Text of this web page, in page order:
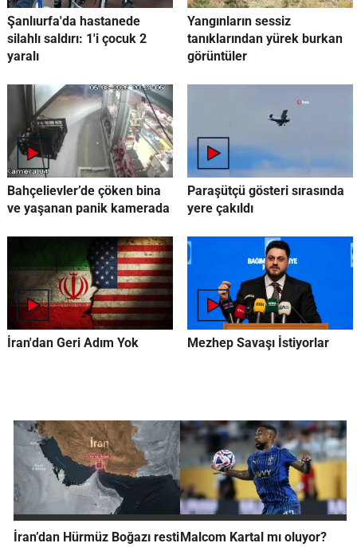
Şanlıurfa'da hastanede
silahlı saldırı: 1'i çocuk 2
yaralı
Yangınların sessiz
tanıklarından yürek burkan
görüntüler
Bahçelievler’de çöken bina
ve yaşanan panik kamerada
Paraşütçü gösteri sırasında
yere çakıldı
İran'dan Geri Adım Yok Mezhep Savaşı İstiyorlar
İran’dan Hürmüz Boğazı restiMalcom Kartal mı oluyor?